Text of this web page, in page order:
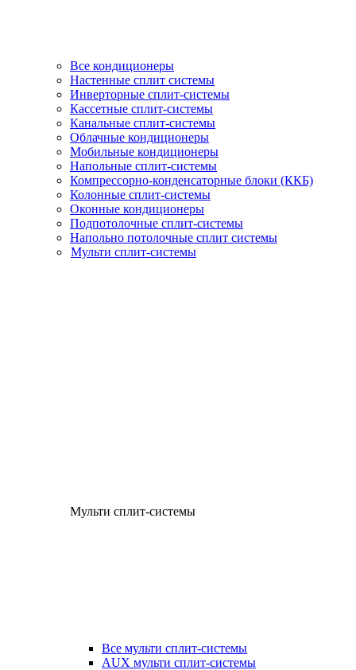
Все кондиционеры
Настенные сплит системы
Инверторные сплит-системы
Кассетные сплит-системы
Канальные сплит-системы
Облачные кондиционеры
Мобильные кондиционеры
Напольные сплит-системы
Компрессорно-конденсаторные блоки (ККБ)
Колонные сплит-системы
Оконные кондиционеры
Подпотолочные сплит-системы
Напольно потолочные сплит системы
Мульти сплит-системы
Мульти сплит-системы
Все мульти сплит-системы
AUX мульти сплит-системы